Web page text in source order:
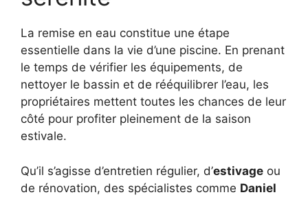
La remise en eau constitue une étape
essentielle dans la vie d’une piscine. En prenant
le temps de vérifier les équipements, de
nettoyer le bassin et de rééquilibrer l’eau, les
propriétaires mettent toutes les chances de leur
côté pour profiter pleinement de la saison
estivale.
Qu’il s’agisse d’entretien régulier, d’estivage ou
de rénovation, des spécialistes comme Daniel